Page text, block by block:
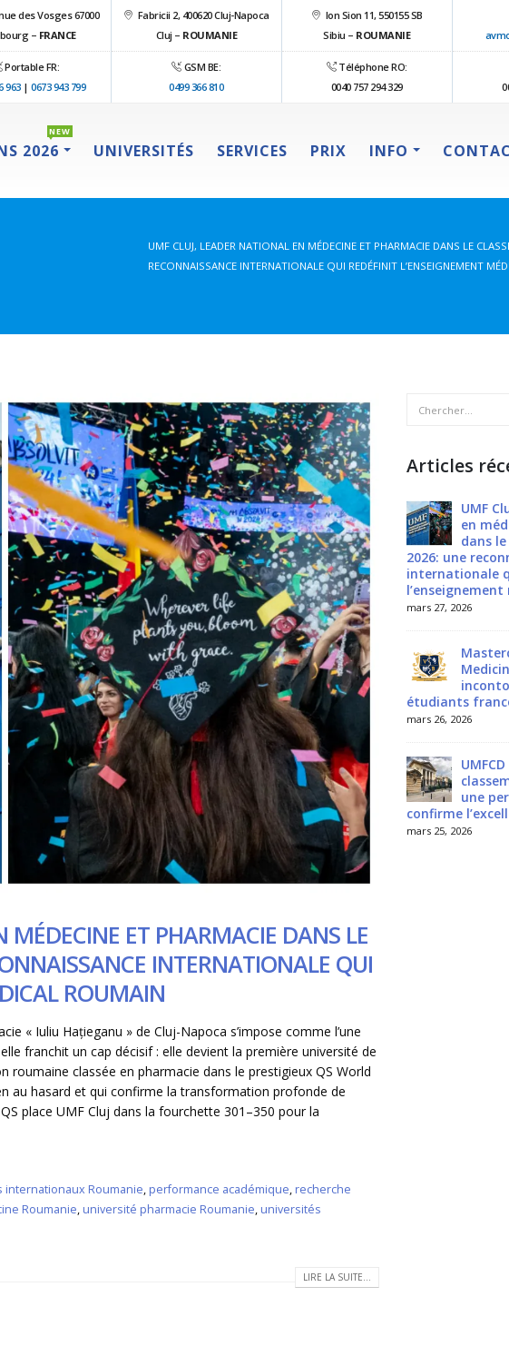
des Vosges 67000
– FRANCE
Fabricii 2, 400620 Cluj-Napoca
Cluj – ROUMANIE
Ion Sion 11, 550155 SB
Sibiu – ROUMANIE
Portable FR:
963|0673 943 799
GSM BE:
0499 366 810
Téléphone RO:
0040 757 294 329
2026
NEW
UNIVERSITÉS SERVICES PRIX INFO
UMF CLUJ, LEADER NATIONAL EN MÉDECINE ET PHARMACIE DANS LE
RECONNAISSANCE INTERNATIONALE QUI REDÉFINIT L’ENSEIGNEMENT
MÉDECINE ET PHARMACIE DANS LE
INTERNATIONALE QUI
ROUMAIN
« Iuliu Hațieganu » de Cluj-Napoca s’impose comme l’une
franchit un cap décisif : elle devient la première université de
classée en pharmacie dans le prestigieux QS World
au hasard et qui confirme la transformation profonde de
place UMF Cluj dans la fourchette 301–350 pour la
internationaux Roumanie, performance académique, recherche
Roumanie, université pharmacie Roumanie, universités
LIRE LA SUITE...
Articles
Une rencontre inspirante
au Sénat: 3 ans
pour la
du Syndrome de
à l’étranger:
autant de jeunes
choisissent la
Le XXIVe Congrès National
de la Société des
Anatomistes din România
en 2026
UMF
en
dans
2026: une
internationale
mars 27, 2026
étudiants
mars 26, 2026
une
confirme
mars 25, 2026
Une
au
Société
Lynch
mars 24, 2026
Roumanie?
mars 23, 2026
Le
de la
arrive à Craiova
mars 22, 2026